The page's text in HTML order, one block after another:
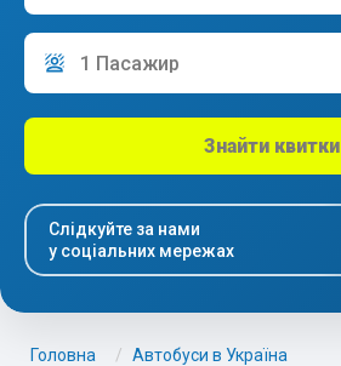
1 Пасажир
Знайти квитки
Слідкуйте за нами
у соціальних мережах
Головна
Автобуси в Україна